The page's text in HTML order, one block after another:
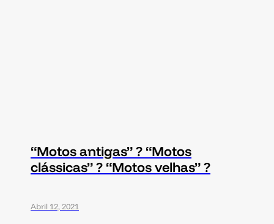
“Motos antigas” ? “Motos
clássicas” ? “Motos velhas” ?
Abril 12, 2021